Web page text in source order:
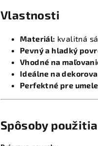
Vlastnosti
Materiál: kvalitná
Pevný a hladký
Vhodné na
Ideálne na
Perfektné pre
Spôsoby použitia